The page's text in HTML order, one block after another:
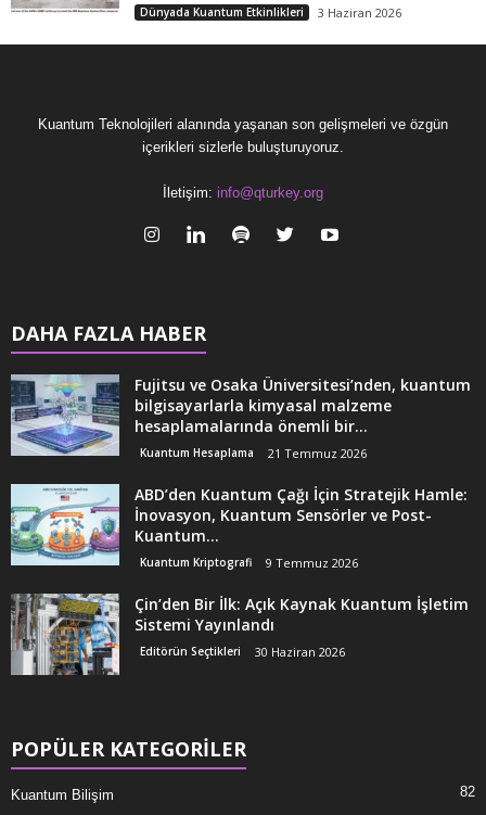
Dünyada Kuantum Etkinlikleri 3 Haziran 2026
Kuantum Teknolojileri alanında yaşanan son gelişmeleri ve özgün
içerikleri sizlerle buluşturuyoruz.
İletişim: info@qturkey.org
DAHA FAZLA HABER
Fujitsu ve Osaka Üniversitesi’nden, kuantum
bilgisayarlarla kimyasal malzeme
hesaplamalarında önemli bir...
Kuantum Hesaplama 21 Temmuz 2026
ABD’den Kuantum Çağı İçin Stratejik Hamle:
İnovasyon, Kuantum Sensörler ve Post-
Kuantum...
Kuantum Kriptografi 9 Temmuz 2026
Çin’den Bir İlk: Açık Kaynak Kuantum İşletim
Sistemi Yayınlandı
Editörün Seçtikleri 30 Haziran 2026
POPÜLER KATEGORİLER
Kuantum Bilişim 82